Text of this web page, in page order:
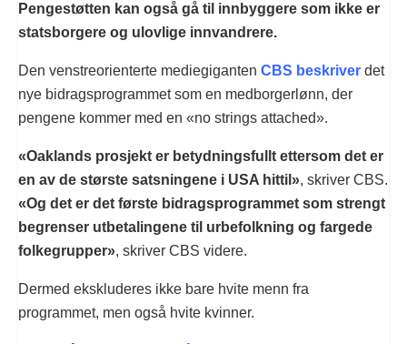
Pengestøtten kan også gå til innbyggere som ikke er
statsborgere og ulovlige innvandrere.
Den venstreorienterte mediegiganten CBS beskriver det
nye bidragsprogrammet som en medborgerlønn, der
pengene kommer med en «no strings attached».
«Oaklands prosjekt er betydningsfullt ettersom det er
en av de største satsningene i USA hittil», skriver CBS.
«Og det er det første bidragsprogrammet som strengt
begrenser utbetalingene til urbefolkning og fargede
folkegrupper», skriver CBS videre.
Dermed ekskluderes ikke bare hvite menn fra
programmet, men også hvite kvinner.